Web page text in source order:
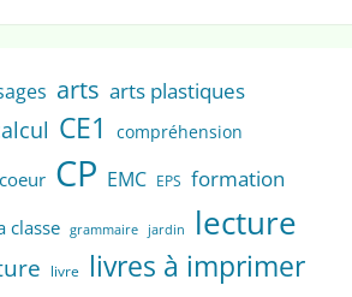
arts arts plastiques
CE1 compréhension
CP EMC EPS formation
classe grammaire jardin lecture
livre livres à imprimer